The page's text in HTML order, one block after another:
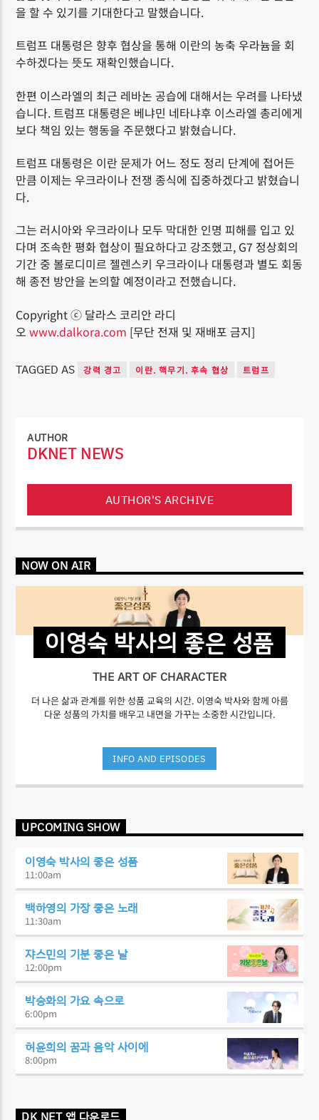
을 할 수 있기를 기대한다고 말했습니다.
트럼프 대통령은 향후 협상을 통해 이란의 농축 우라늄을 회
수하겠다는 뜻도 재확인했습니다.
한편 이스라엘의 최근 레바논 공습에 대해서는 우려를 나타냈
습니다. 트럼프 대통령은 베냐민 네타냐후 이스라엘 총리에게
보다 책임 있는 행동을 주문했다고 밝혔습니다.
트럼프 대통령은 이란 문제가 어느 정도 정리 단계에 접어든
만큼 이제는 우크라이나 전쟁 종식에 집중하겠다고 밝혔습니
다.
그는 러시아와 우크라이나 모두 막대한 인명 피해를 입고 있
다며 조속한 평화 협상이 필요하다고 강조했고, G7 정상회의
기간 중 볼로디미르 젤렌스키 우크라이나 대통령과 별도 회동
해 종전 방안을 논의할 예정이라고 전했습니다.
Copyright ⓒ 달라스 코리안 라디
오www.dalkora.com [무단 전재 및 재배포 금지]
TAGGED AS 강력 경고 이란. 핵무기. 후속 협상 트럼프
AUTHOR
DKNET NEWS
AUTHOR'S ARCHIVE
NOW ON AIR
이영숙 박사의 좋은 성품
THE ART OF CHARACTER
더 나은 삶과 관계를 위한 성품 교육의 시간. 이영숙 박사와 함께 아름
다운 성품의 가치를 배우고 내면을 가꾸는 소중한 시간입니다.
INFO AND EPISODES
UPCOMING SHOW
이영숙 박사의 좋은 성품
11:00am
백하영의 가장 좋은 노래
11:30am
쟈스민의 기분 좋은 날
12:00pm
박승화의 가요 속으로
6:00pm
허윤희의 꿈과 음악 사이에
8:00pm